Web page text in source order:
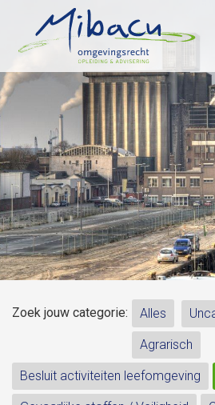
Zoek jouw categorie: Alles
Agrarisch
Besluit activiteiten leefomgeving